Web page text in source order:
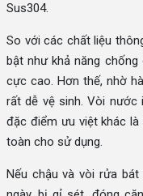
Sus304.
So với các chất liệu
bật như khả năng
cực cao. Hơn thế, nhờ
rất dễ vệ sinh. Vòi nước
đặc điểm ưu việt khác là
toàn cho sử dụng.
Nếu chậu và vòi rửa